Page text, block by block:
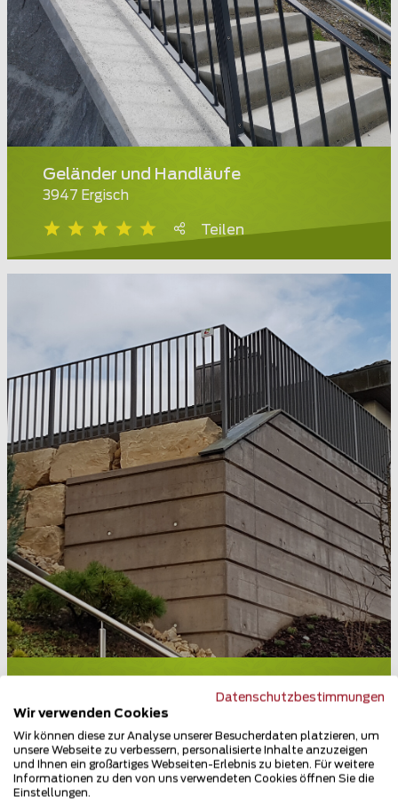
Geländer und Handläufe
3947 Ergisch
Teilen
5413 Birmenstorf
Teilen
Datenschutzbestimmungen
Wir verwenden Cookies
Wir können diese zur Analyse unserer Besucherdaten platzieren, um
unsere Webseite zu verbessern, personalisierte Inhalte anzuzeigen
und Ihnen ein großartiges Webseiten-Erlebnis zu bieten. Für weitere
Informationen zu den von uns verwendeten Cookies öffnen Sie die
Einstellungen.